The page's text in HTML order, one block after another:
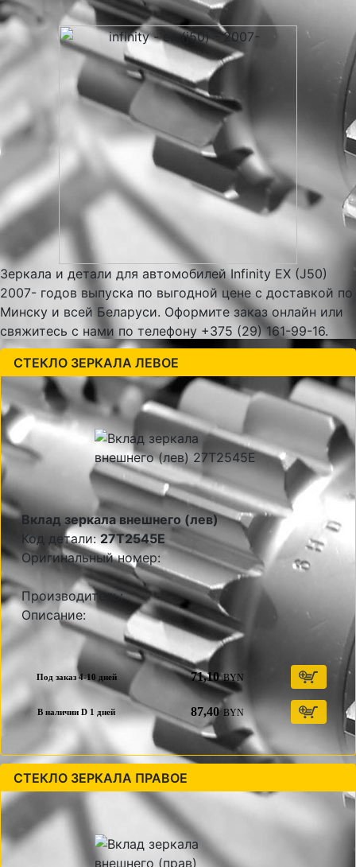
Зеркала и детали для автомобилей Infinity EX (J50)
2007- годов выпуска по выгодной цене с доставкой по
Минску и всей Беларуси. Оформите заказ онлайн или
свяжитесь с нами по телефону +375 (29) 161-99-16.
СТЕКЛО ЗЕРКАЛА ЛЕВОЕ
Вклад зеркала внешнего (лев)
Код детали:27T2545E
Оригинальный номер:
Производитель:
Описание:
Под заказ 4-10 дней 71,10 BYN
В наличии D 1 дней 87,40 BYN
СТЕКЛО ЗЕРКАЛА ПРАВОЕ